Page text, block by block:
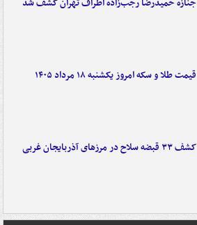
قیمت طلا و سکه امروز یکشنبه ۱۸ مرداد ۱۴۰۵
کشف ۳۳ قبضه سلاح در مرزهای آذربایجان غربی